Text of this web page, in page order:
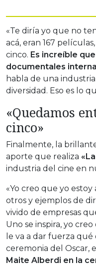
«Te diría yo que no
acá, eran 167
cinco. Es increíble
documentales
habla de una
diversidad. Eso es lo
«Quedamos
cinco»
Finalmente, la
aporte que realiza
industria del cine en
«Yo creo que yo
otros y ejemplos de
vivido de empresas
Uno se inspira, yo
le va a dar fuerza
ceremonia del Oscar,
Maite Alberdi en la